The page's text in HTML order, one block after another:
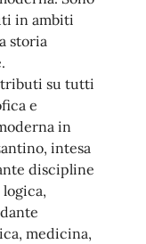
in ambiti
storia
su tutti
e
in
intesa
discipline
medicina,